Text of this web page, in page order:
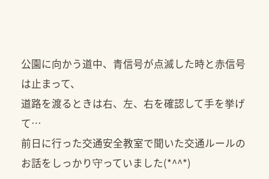
公園に向かう道中、青信号が点滅した時と赤信号
は止まって、
道路を渡るときは右、左、右を確認して手を挙げ
て…
前日に行った交通安全教室で聞いた交通ルールの
お話をしっかり守っていました(*^^*)